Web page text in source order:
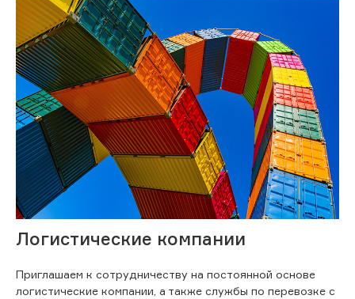
Логистические компании
Приглашаем к сотрудничеству на постоянной основе
логистические компании, а также службы по перевозке с